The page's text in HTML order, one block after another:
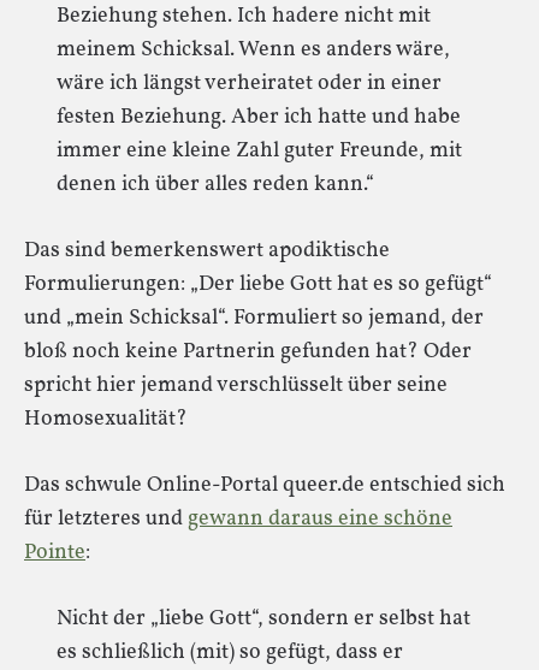
Beziehung stehen. Ich hadere nicht mit
meinem Schicksal. Wenn es anders wäre,
wäre ich längst verheiratet oder in einer
festen Beziehung. Aber ich hatte und habe
immer eine kleine Zahl guter Freunde, mit
denen ich über alles reden kann.“
Das sind bemerkenswert apodiktische
Formulierungen: „Der liebe Gott hat es so gefügt“
und „mein Schicksal“. Formuliert so jemand, der
bloß noch keine Partnerin gefunden hat? Oder
spricht hier jemand verschlüsselt über seine
Homosexualität?
Das schwule Online-Portal queer.de entschied sich
für letzteres undgewann daraus eine schöne
Pointe:
Nicht der „liebe Gott“, sondern er selbst hat
es schließlich (mit) so gefügt, dass er